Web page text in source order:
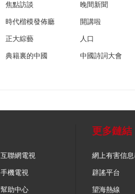
焦點訪談 晚間新聞
時代楷模發佈廳 開講啦
正大綜藝 人口
典籍裏的中國 中國詩詞大會
互聯網電視
手機電視
幫助中心
更多鏈結
網上有害信
辟謠平台
望海熱線